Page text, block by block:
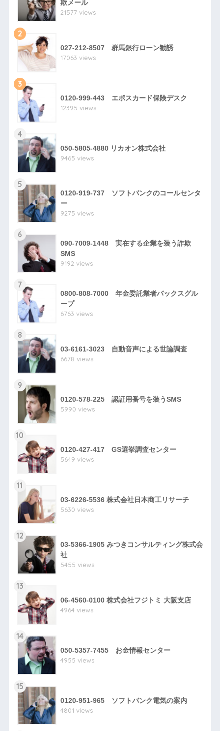
欺メール
21577 views
2
027-212-8507 群馬銀行ローン勧誘
17063 views
3
0120-999-443 エポスカード保険デスク
12395 views
4
050-5805-4880 リカオン株式会社
9465 views
5
0120-919-737 ソフトバンクのコールセンタ
ー
9275 views
6
090-7009-1448 実在する企業を装う詐欺
SMS
9192 views
7
0800-808-7000 年金委託業者バックスグル
ープ
6763 views
8
03-6161-3023 自動音声による世論調査
6678 views
9
0120-578-225 認証用番号を装うSMS
5990 views
10
0120-427-417 GS選挙調査センター
5649 views
11
03-6226-5536 株式会社日本商工リサーチ
5630 views
12
03-5366-1905 みつきコンサルティング株式会
社
5455 views
13
06-4560-0100 株式会社フジトミ 大阪支店
4964 views
14
050-5357-7455 お金情報センター
4955 views
15
0120-951-965 ソフトバンク電気の案内
4801 views